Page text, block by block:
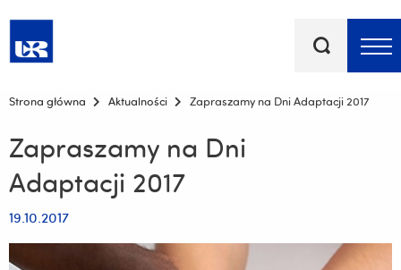
kluczowe
Menu - górna belka
Strona główna Aktualności Zapraszamy na Dni Adaptacji 2017
Zapraszamy na Dni
Adaptacji 2017
19.10.2017